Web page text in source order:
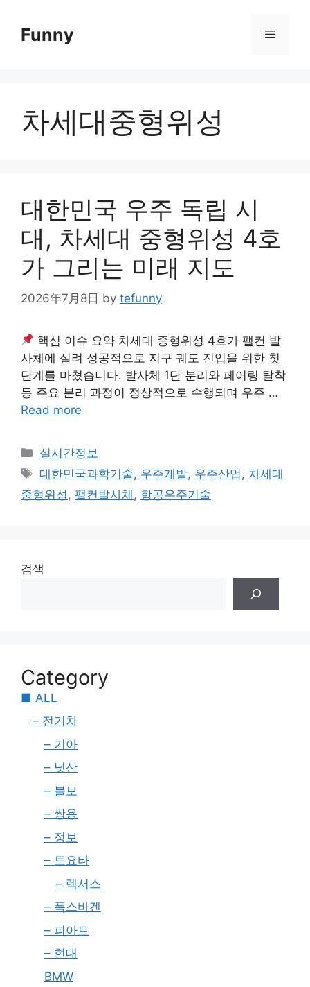
contentFunny Menu
차세대중형위성
대한민국 우주 독립 시
대, 차세대 중형위성 4호
가 그리는 미래 지도
2026年7月8日 by tefunny
핵심 이슈 요약 차세대 중형위성 4호가 팰컨 발
사체에 실려 성공적으로 지구 궤도 진입을 위한 첫
단계를 마쳤습니다. 발사체 1단 분리와 페어링 탈착
등 주요 분리 과정이 정상적으로 수행되며 우주 …
Read more
Categories
실시간정보
Tags
대한민국과학기술, 우주개발, 우주산업 , 차세대
중형위성 , 팰컨발사체 , 항공우주기술
검색
Category
■ ALL
– 전기차
– 기아
– 닛산
– 볼보
– 쌍용
– 정보
– 토요타
– 렉서스
– 폭스바겐
– 피아트
– 현대
BMW